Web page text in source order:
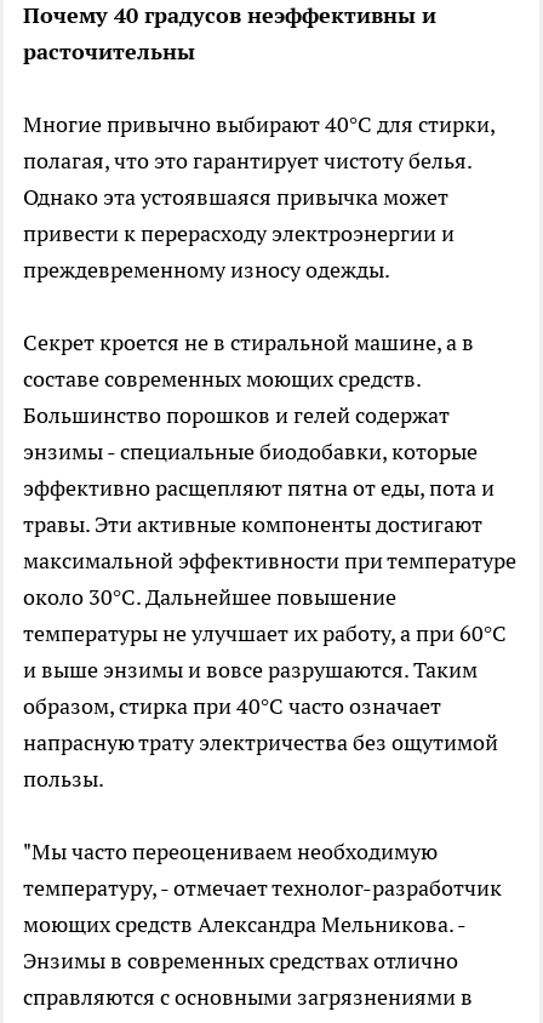
Почему 40 градусов неэффективны и
расточительны
Многие привычно выбирают 40°C для стирки,
полагая, что это гарантирует чистоту белья.
Однако эта устоявшаяся привычка может
привести к перерасходу электроэнергии и
преждевременному износу одежды.
Секрет кроется не в стиральной машине, а в
составе современных моющих средств.
Большинство порошков и гелей содержат
энзимы - специальные биодобавки, которые
эффективно расщепляют пятна от еды, пота и
травы. Эти активные компоненты достигают
максимальной эффективности при температуре
около 30°C. Дальнейшее повышение
температуры не улучшает их работу, а при 60°C
и выше энзимы и вовсе разрушаются. Таким
образом, стирка при 40°C часто означает
напрасную трату электричества без ощутимой
пользы.
"Мы часто переоцениваем необходимую
температуру, - отмечает технолог-разработчик
моющих средств Александра Мельникова. -
Энзимы в современных средствах отлично
справляются с основными загрязнениями в